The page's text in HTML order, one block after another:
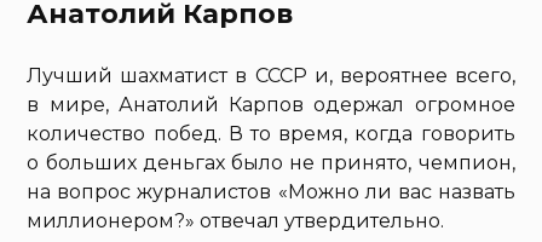
Анатолий Карпов
Лучший шахматист в СССР и, вероятнее всего,
в мире, Анатолий Карпов одержал огромное
количество побед. В то время, когда говорить
о больших деньгах было не принято, чемпион,
на вопрос журналистов «Можно ли вас назвать
миллионером?» отвечал утвердительно.